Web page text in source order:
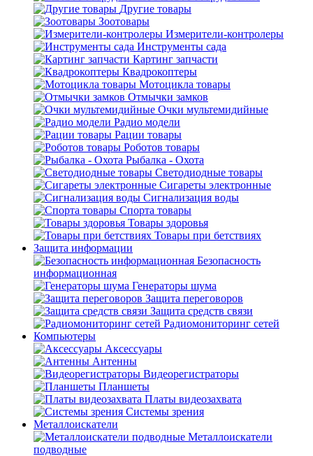
Другие товары
Зоотовары
Измерители-контролеры
Инструменты сада
Картинг запчасти
Квадрокоптеры
Мотоцикла товары
Отмычки замков
Очки мультемидийные
Радио модели
Рации товары
Роботов товары
Рыбалка - Охота
Светодиодные товары
Сигареты электронные
Сигнализация воды
Спорта товары
Товары здоровья
Товары при бетствиях
Защита информации
Безопасность
информационная
Генераторы шума
Защита переговоров
Защита средств связи
Радиомониторинг сетей
Компьютеры
Аксессуары
Антенны
Видеорегистраторы
Планшеты
Платы видеозахвата
Системы зрения
Металлоискатели
Металлоискатели
подводные